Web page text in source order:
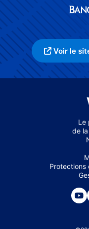
Voir le
Le
de
Protections